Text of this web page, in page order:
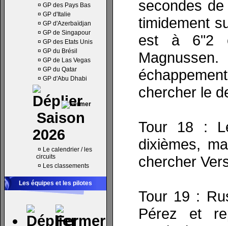
¤ GP des Pays Bas
¤ GP d'Italie
¤ GP d'Azerbaïdjan
¤ GP de Singapour
¤ GP des Etats Unis
¤ GP du Brésil
¤ GP de Las Vegas
¤ GP du Qatar
¤ GP d'Abu Dhabi
Saison
2026
¤ Le calendrier / les
circuits
¤ Les classements
Les équipes et les pilotes
secondes
timidement
est à 6"2
chercher le
Tour 18 :
dixièmes,
chercher
Tour 19 :
Pérez et